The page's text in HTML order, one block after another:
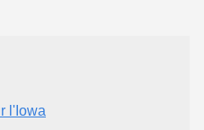
l'Iowa